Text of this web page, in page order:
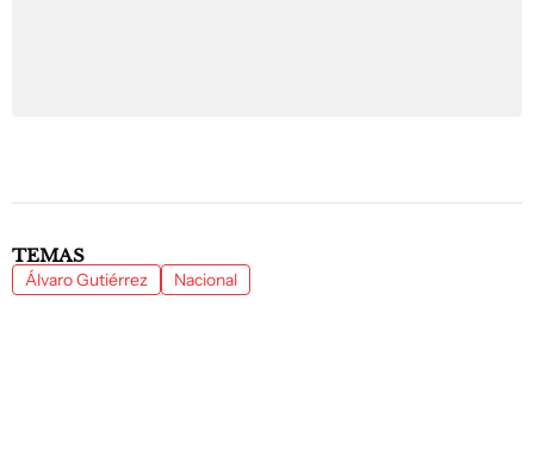
TEMAS
Álvaro Gutiérrez Nacional